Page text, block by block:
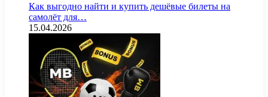
Как выгодно найти и купить дешёвые билеты на
самолёт для…
15.04.2026